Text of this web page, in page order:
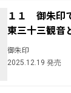
１１ 御朱印
東三十三観
御朱印
2025.12.19 発売